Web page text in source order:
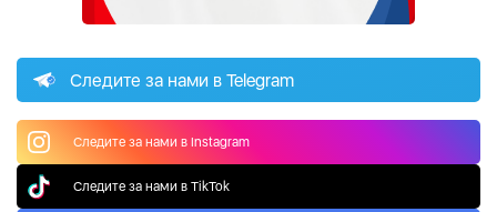
Следите за нами в Telegram
Следите за нами в Instagram
Следите за нами в TikTok